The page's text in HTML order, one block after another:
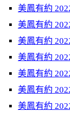
美鳳有約
美鳳有約
美鳳有約
美鳳有約
美鳳有約
美鳳有約
美鳳有約